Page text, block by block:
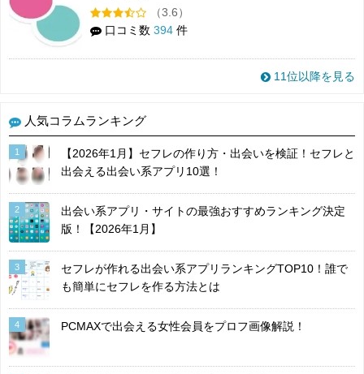
（3.6）
口コミ数 394 件
11位以降を見る
人気コラムランキング
1
【2026年1月】セフレの作り方・出会いを検証！セフレと
出会える出会い系アプリ10選！
2
出会い系アプリ・サイトの最強おすすめランキング決定
版！【2026年1月】
3
セフレが作れる出会い系アプリランキングTOP10！誰で
も簡単にセフレを作る方法とは
4 PCMAXで出会える女性会員をプロフ画像解説！